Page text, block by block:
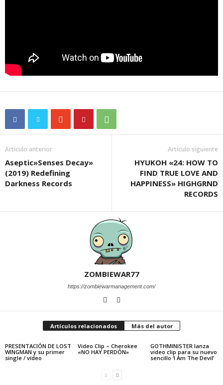
Artículo anterior
Aseptic»Senses Decay»
(2019) Redefining
Darkness Records
Artículo siguiente
HYUKOH «24: HOW TO
FIND TRUE LOVE AND
HAPPINESS» HIGHGRND
RECORDS
ZOMBIEWAR77
https://zombiewarmanagement.com/
Artículos relacionados Más del autor
PRESENTACIÓN DE LOST
WINGMAN y su primer
single / vídeo
Video Clip – Cherokee
«NO HAY PERDÓN»
GOTHMINISTER lanza
video clip para su nuevo
sencillo ‘I Am The Devil’